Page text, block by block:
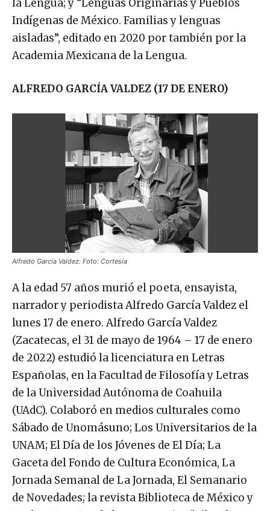
la Lengua; y “Lenguas Originarias y Pueblos
Indígenas de México. Familias y lenguas
aisladas”, editado en 2020 por también por la
Academia Mexicana de la Lengua.
ALFREDO GARCÍA VALDEZ (17 DE ENERO)
A la edad 57 años murió el poeta, ensayista,
narrador y periodista Alfredo García Valdez el
lunes 17 de enero. Alfredo García Valdez
(Zacatecas, el 31 de mayo de 1964 – 17 de enero
de 2022) estudió la licenciatura en Letras
Españolas, en la Facultad de Filosofía y Letras
de la Universidad Autónoma de Coahuila
(UAdC). Colaboró en medios culturales como
Sábado de Unomásuno; Los Universitarios de la
UNAM; El Día de los Jóvenes de El Día; La
Gaceta del Fondo de Cultura Económica, La
Jornada Semanal de La Jornada, El Semanario
de Novedades; la revista Biblioteca de México y